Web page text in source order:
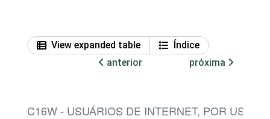
View expanded table
Índice
anterior
próxima
C16W - USUÁRIOS DE INTERNET, POR USO